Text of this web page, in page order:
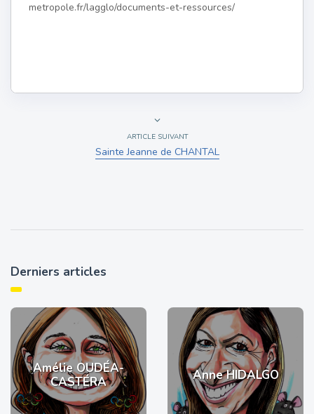
metropole.fr/lagglo/documents-et-ressources/
ARTICLE SUIVANT
Sainte Jeanne de CHANTAL
Derniers articles
Amélie OUDÉA-
CASTÉRA
Anne HIDALGO